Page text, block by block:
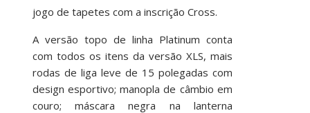
jogo de tapetes com a inscrição Cross.
A versão topo de linha Platinum conta
com todos os itens da versão XLS, mais
rodas de liga leve de 15 polegadas com
design esportivo; manopla de câmbio em
couro; máscara negra na lanterna